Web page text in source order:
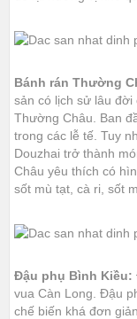
Bánh rán Thường
sản có lịch sử lâu
Thường Châu. Ban
trong các lễ tế. Tuy
Douzhai trở thành
Châu yêu thích có
sốt mù tạt, cà ri, sốt
Đậu phụ Bình Kiều:
vua Càn Long. Đậu
chế biến khá đơn